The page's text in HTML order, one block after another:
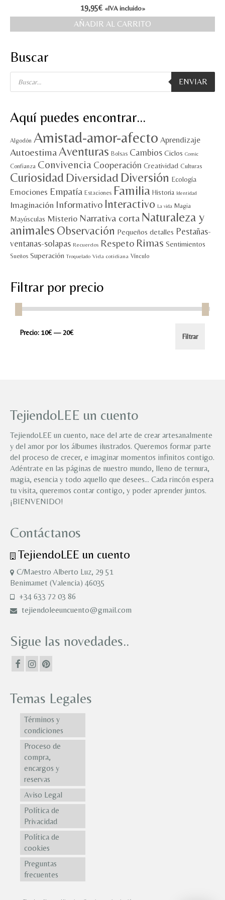
MI CUENTA
19,95€ «IVA incluido»
AÑADIR AL CARRITO
Buscar
Búsqueda
productos
ENVIAR
Aquí puedes encontrar…
Algodón Amistad-amor-afecto Aprendizaje
AutoestimaAventuras Bolsas Cambios Ciclos Comic
Confianza Convivencia Cooperación Creatividad Culturas
Curiosidad Diversidad Diversión Ecología
Emociones Empatía Estaciones Familia Historia Identidad
Imaginación Informativo Interactivo La vida Magia
Mayúsculas Misterio Narrativa corta Naturaleza y
animales Observación Pequeños detalles Pestañas-
ventanas-solapas Recuerdos Respeto Rimas Sentimientos
Sueños Superación Troquelado Vida cotidiana Vínculo
Filtrar por precio
Precio
Precio
Filtrar
Precio: 10€ — 20€
TejiendoLEE un cuento
TejiendoLEE un cuento, nace del arte de crear artesanalmente
y del amor por los álbumes ilustrados. Queremos formar parte
del proceso de crecer, e imaginar momentos infinitos contigo.
Adéntrate en las páginas de nuestro mundo, lleno de ternura,
magia, esencia y todo aquello que desees… Cada rincón espera
tu visita, queremos contar contigo, y poder aprender juntos.
¡BIENVENIDO!
Contáctanos
TejiendoLEE un cuento
C/Maestro Alberto Luz, 29 51
Benimamet (Valencia) 46035
+34 633 72 03 86
tejiendoleeuncuento@gmail.com
Sigue las novedades..
Temas Legales
Términos y
condiciones
Proceso de
compra,
encargos y
reservas
Aviso Legal
Política de
Privacidad
Política de
cookies
Preguntas
frecuentes